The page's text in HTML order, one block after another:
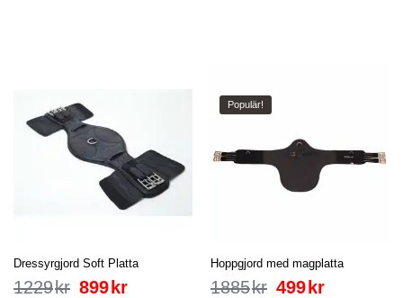
Dressyrgjord Soft Platta
1229kr 899 kr
Populär!
Hoppgjord med magplatta
1885kr 499 kr